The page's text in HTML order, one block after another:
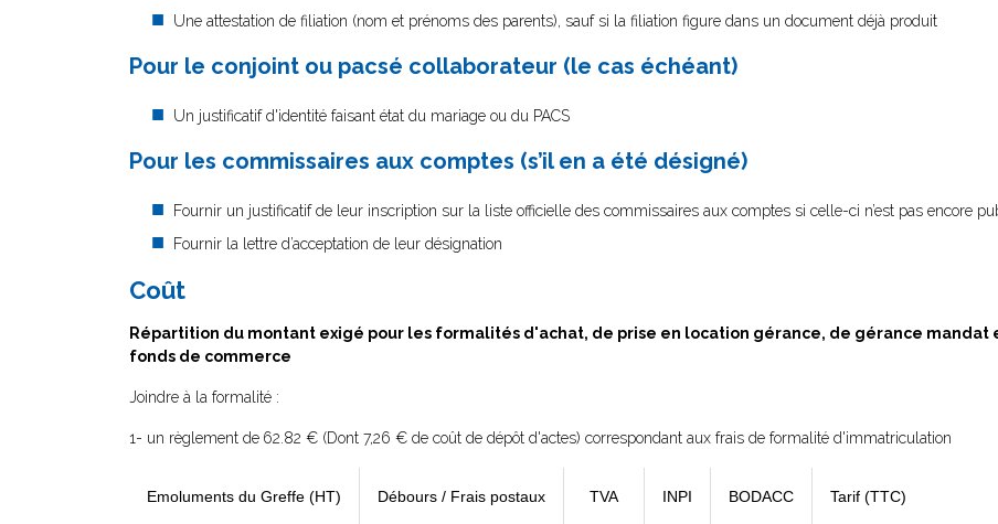
Une attestation de filiation (nom et prénoms des parents), sauf si la filiation figure dans un document déjà produit
Pour le conjoint ou pacsé collaborateur (le cas échéant)
Un justificatif d'identité faisant état du mariage ou du PACS
Pour les commissaires aux comptes (s’il en a été désigné)
Fournir un justificatif de leur inscription sur la liste officielle des commissaires aux comptes si celle-ci n’est pas encore
Fournir la lettre d’acceptation de leur désignation
Coût
Répartition du montant exigé pour les formalités d'achat, de prise en location gérance, de gérance mandat
fonds de commerce
Joindre à la formalité :
1- un règlement de 62.82 € (Dont 7,26 € de coût de dépôt d'actes) correspondant aux frais de formalité d'immatriculation
Emoluments du Greffe (HT) Débours / Frais postaux TVA INPI BODACC Tarif (TTC)